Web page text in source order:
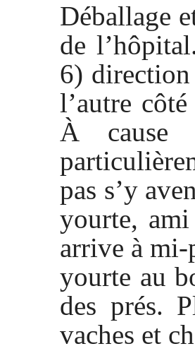
Déballage
de
6)
l’autre
À cause
pas s’y
yourte,
arrive à
yourte au
des prés.
vaches et